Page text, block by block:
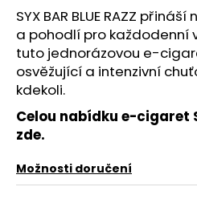
hvězdiček.
SYX BAR BLUE RAZZ
a pohodlí pro každodenní
tuto jednorázovou e-
osvěžující a intenzivní
kdekoli.
Celou nabídku e-cigaret
zde.
Možnosti doručení
HLEDAT
D
o
p
o
r
u